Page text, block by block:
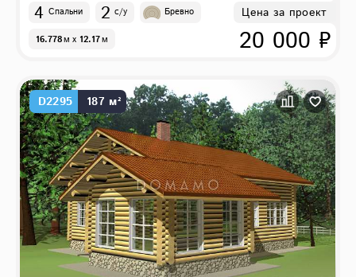
4 Спальни 2 с/у Бревно
16.778м x 12.17м
Цена за проект
20 000 ₽
D2295 187 м²